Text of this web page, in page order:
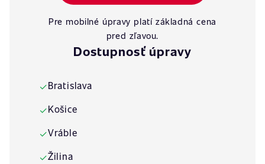
Pre mobilné úpravy platí základná cena
pred zľavou.
Dostupnosť úpravy
✓Bratislava
✓Košice
✓Vráble
✓Žilina